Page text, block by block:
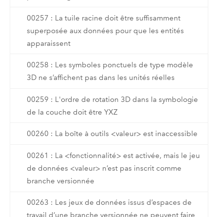
00257 : La tuile racine doit être suffisamment
superposée aux données pour que les entités
apparaissent
00258 : Les symboles ponctuels de type modèle
3D ne s’affichent pas dans les unités réelles
00259 : L'ordre de rotation 3D dans la symbologie
de la couche doit être YXZ
00260 : La boîte à outils <valeur> est inaccessible
00261 : La <fonctionnalité> est activée, mais le jeu
de données <valeur> n’est pas inscrit comme
branche versionnée
00263 : Les jeux de données issus d’espaces de
travail d’une branche versionnée ne peuvent faire